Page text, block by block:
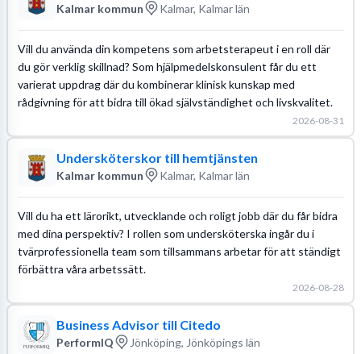
Kalmar kommun Kalmar, Kalmar län
Vill du använda din kompetens som arbetsterapeut i en roll där
du gör verklig skillnad? Som hjälpmedelskonsulent får du ett
varierat uppdrag där du kombinerar klinisk kunskap med
rådgivning för att bidra till ökad självständighet och livskvalitet.
2026-08-31
Undersköterskor till hemtjänsten
Kalmar kommun Kalmar, Kalmar län
Vill du ha ett lärorikt, utvecklande och roligt jobb där du får bidra
med dina perspektiv? I rollen som undersköterska ingår du i
tvärprofessionella team som tillsammans arbetar för att ständigt
förbättra våra arbetssätt.
2026-08-28
Business Advisor till Citedo
PerformIQ Jönköping, Jönköpings län